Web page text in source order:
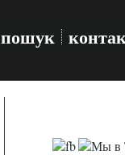
пошук